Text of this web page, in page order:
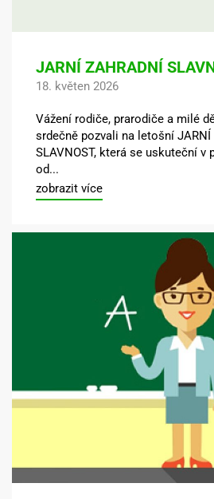
JARNÍ ZAHRADNÍ
18. květen 2026
Vážení rodiče, prarodiče a milé
srdečně pozvali na letošní JARNÍ
SLAVNOST, která se uskuteční v
od...
zobrazit více